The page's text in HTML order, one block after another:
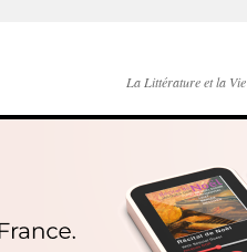
La Littérature et la Vie